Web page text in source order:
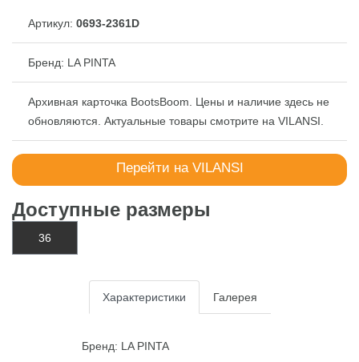
Артикул: 0693-2361D
Бренд: LA PINTA
Архивная карточка BootsBoom. Цены и наличие здесь не
обновляются. Актуальные товары смотрите на VILANSI
Перейти на VILANSI
Доступные размеры
36
Характеристики Галерея
Бренд: LA PINTA